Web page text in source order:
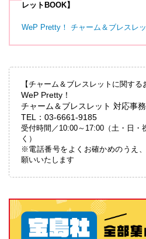
レットBOOK】
WeP Pretty！ チャーム＆ブレスレ
【チャーム＆ブレスレットに関する
WeP Pretty！
チャーム＆ブレスレット 対応事
TEL：03-6661-9185
受付時間／10:00～17:00（土・日・
く）
※電話番号をよくお確かめのうえ
願いいたします